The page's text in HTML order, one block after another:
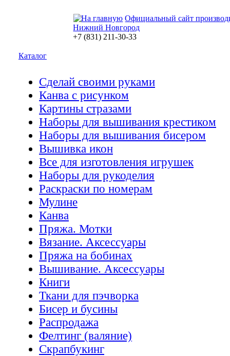
Официальный сайт
Нижний Новгород
+7 (831) 211-30-33
Каталог
Сделай своими руками
Канва с рисунком
Картины стразами
Наборы для вышивания крестиком
Наборы для вышивания бисером
Вышивка икон
Все для изготовления игрушек
Наборы для рукоделия
Раскраски по номерам
Мулине
Канва
Пряжа. Мотки
Вязание. Аксессуары
Пряжа на бобинах
Вышивание. Аксессуары
Книги
Ткани для пэчворка
Бисер и бусины
Распродажа
Фелтинг (валяние)
Скрапбукинг